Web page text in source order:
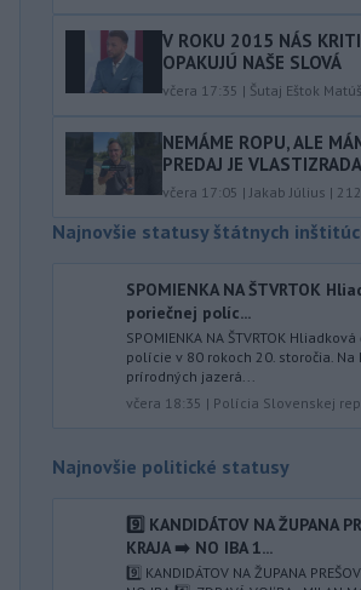
V ROKU 2015 NÁS
OPAKUJÚ NAŠE SLOVÁ
včera 17:35 | Šutaj Eštok Matúš
NEMÁME ROPU, ALE
PREDAJ JE
včera 17:05 |Jakab Július |
Najnovšie statusy štátnych
SPOMIENKA NA ŠTVRTOK
poriečnej políc...
SPOMIENKA NA ŠTVRTOK
polície v 80 rokoch 20. storočia. Na
prírodných jazerá...
včera 18:35 | Polícia Slovenskej
Najnovšie politické statusy
9️⃣ KANDIDÁTOV NA ŽUPANA
KRAJA ➡️ NO IBA 1️...
9️⃣ KANDIDÁTOV NA ŽUPANA